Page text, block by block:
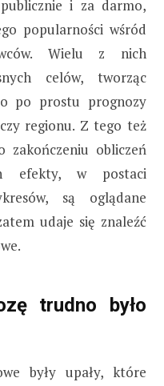
i za darmo,
popularności wśród
Wielu z nich
celów, tworząc
po prostu prognozy
regionu. Z tego też
obliczeń
efekty, w postaci
są oglądane
udaje się znaleźć
trudno było
były upały, które